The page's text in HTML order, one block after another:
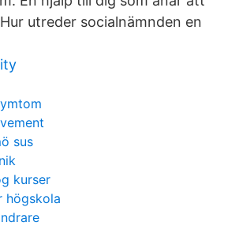
utreder socialnämnden en
sus
kurser
högskola